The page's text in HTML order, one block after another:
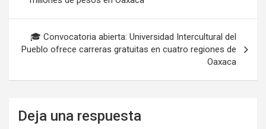
entradas
🎓 Convocatoria abierta: Universidad Intercultural del
Pueblo ofrece carreras gratuitas en cuatro regiones de
Oaxaca
Deja una respuesta